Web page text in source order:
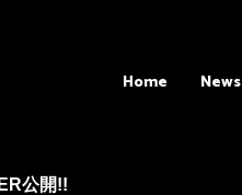
Home News
公開!!